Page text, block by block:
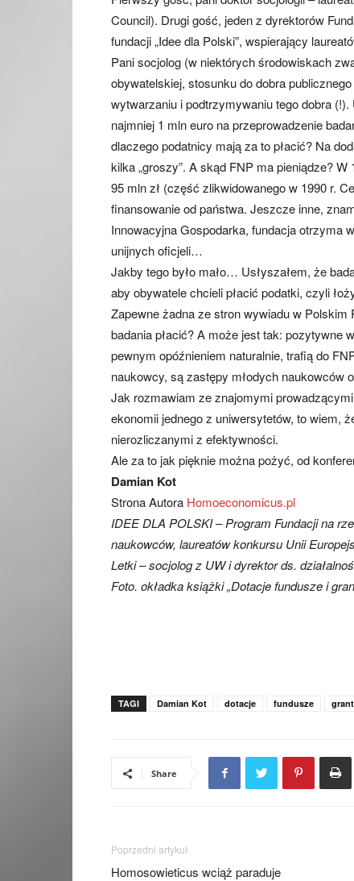
Council). Drugi gość, jeden z dyrektorów
fundacji „Idee dla Polski”, wspierający
Pani socjolog (w niektórych środowiskach
obywatelskiej, stosunku do dobra
wytwarzaniu i podtrzymywaniu tego dobra
najmniej 1 mln euro na przeprowadzenie
dlaczego podatnicy mają za to płacić? Na
kilka „groszy”. A skąd FNP ma pieniądze?
95 mln zł (część zlikwidowanego w 1990 r.
finansowanie od państwa. Jeszcze inne,
Innowacyjna Gospodarka, fundacja otrzyma
unijnych oficjeli…
Jakby tego było mało… Usłyszałem, że
aby obywatele chcieli płacić podatki, czyli
Zapewne żadna ze stron wywiadu w
badania płacić? A może jest tak: pozytywne
pewnym opóźnieniem naturalnie, trafią do
naukowcy, są zastępy młodych naukowców
Jak rozmawiam ze znajomymi
ekonomii jednego z uniwersytetów, to wiem,
nierozliczanymi z efektywności.
Ale za to jak pięknie można pożyć, od
Damian Kot
Strona Autora Homoeconomicus.pl
IDEE DLA POLSKI – Program Fundacji na
naukowców, laureatów konkursu Unii
Letki – socjolog z UW i dyrektor ds.
Foto. okładka książki „Dotacje fundusze i
TAGI Damian Kot dotacje fundusze
Share
Poprzedni artykuł
Homosowieticus wciąż paraduje